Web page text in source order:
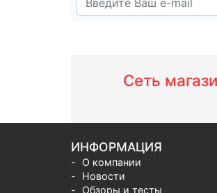
Сеть
ИНФОРМАЦИЯ
О компании
Новости
Обзоры и тесты